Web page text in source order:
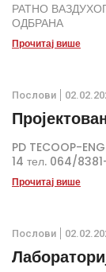
РАТНО
ОДБРАНА
Прочитај више
Послови
PD TECOOP-
14 тел. 064/
Прочитај више
Послови